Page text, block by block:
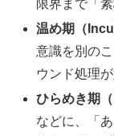
限界まで「
温め期（
意識を別の
ウンド処理
ひらめき期
などに、「